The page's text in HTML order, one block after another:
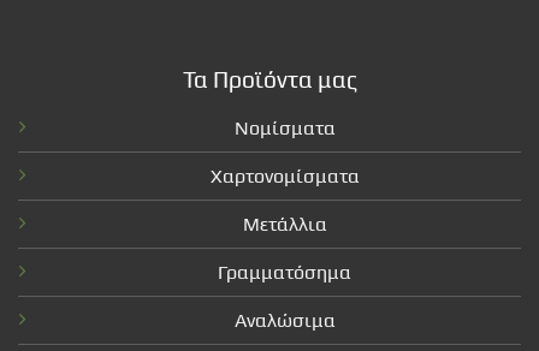
Τα Προϊόντα μας
Νομίσματα
Χαρτονομίσματα
Μετάλλια
Γραμματόσημα
Αναλώσιμα